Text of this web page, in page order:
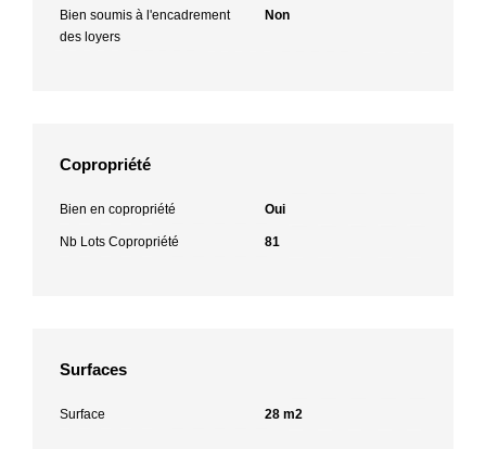
Bien soumis à l'encadrement
des loyers
Non
Copropriété
Bien en copropriété Oui
Nb Lots Copropriété 81
Surfaces
Surface 28 m2